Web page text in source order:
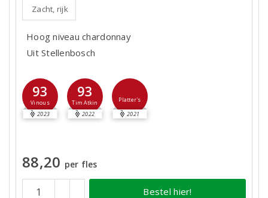
Zacht, rijk
Hoog niveau chardonnay
Uit Stellenbosch
93
Vinous
2023
93
Tim Atkin
2022
Platter's
2021
88,20 per fles
Bestel hier!